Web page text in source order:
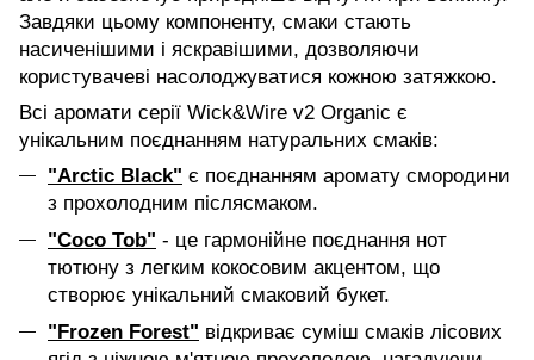
Завдяки цьому компоненту, смаки стають
насиченішими і яскравішими, дозволяючи
користувачеві насолоджуватися кожною затяжкою.
Всі аромати серії Wick&Wire v2 Organic є
унікальним поєднанням натуральних смаків:
"Arctic Black" є поєднанням аромату смородини
з прохолодним післясмаком.
"Coco Tob" - це гармонійне поєднання нот
тютюну з легким кокосовим акцентом, що
створює унікальний смаковий букет.
"Frozen Forest" відкриває суміш смаків лісових